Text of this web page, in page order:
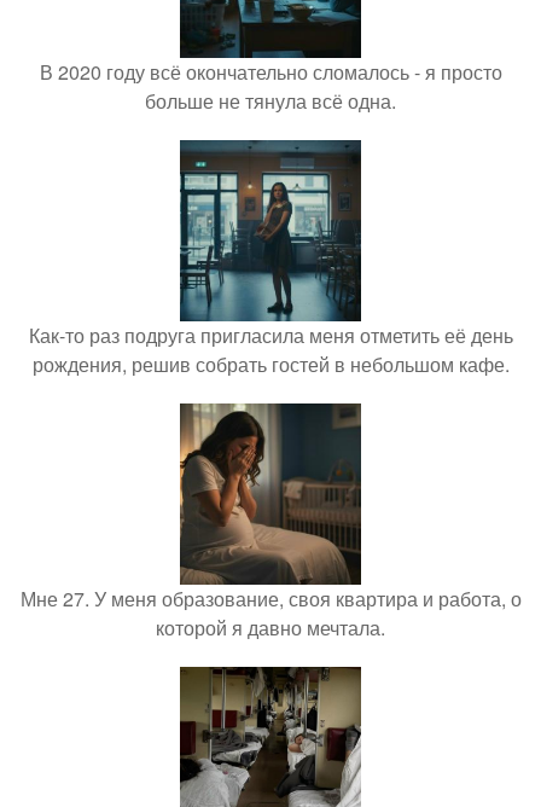
В 2020 году всё окончательно сломалось - я просто
больше не тянула всё одна.
Как-то раз подруга пригласила меня отметить её день
рождения, решив собрать гостей в небольшом кафе.
Мне 27. У меня образование, своя квартира и работа, о
которой я давно мечтала.